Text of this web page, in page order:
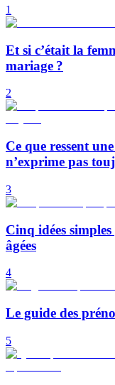
1
Et si c’était la
mariage ?
2
Ce que ressent
n’exprime pas
3
Cinq idées
âgées
4
Le guide des
5